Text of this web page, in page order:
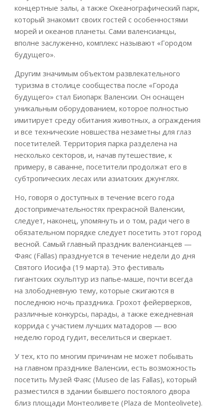
концертные залы, а также Океанографический парк,
который знакомит своих гостей с особенностями
морей и океанов планеты. Сами валенсианцы,
вполне заслуженно, комплекс называют «Городом
будущего».
Другим значимым объектом развлекательного
туризма в столице сообщества после «Города
будущего» стал Биопарк Валенсии. Он оснащен
уникальным оборудованием, которое полностью
имитирует среду обитания животных, а ограждения
и все технические новшества незаметны для глаз
посетителей. Территория парка разделена на
несколько секторов, и, начав путешествие, к
примеру, в саванне, посетители продолжат его в
субтропических лесах или азиатских джунглях.
Но, говоря о доступных в течение всего года
достопримечательностях прекрасной Валенсии,
следует, наконец, упомянуть и о том, ради чего в
обязательном порядке следует посетить этот город
весной. Самый главный праздник валенсианцев —
Фаяс (Fallas) празднуется в течение недели до дня
Святого Иосифа (19 марта). Это фестиваль
гигантских скульптур из папье-маше, почти всегда
на злободневную тему, которые сжигаются в
последнюю ночь праздника. Грохот фейерверков,
различные конкурсы, парады, а также ежедневная
коррида с участием лучших матадоров — всю
неделю город гудит, веселиться и сверкает.
У тех, кто по многим причинам не может побывать
на главном празднике Валенсии, есть возможность
посетить Музей Фаяс (Museo de las Fallas), который
разместился в здании бывшего постоялого двора
близ площади Монтеоливете (Plaza de Monteolivete).